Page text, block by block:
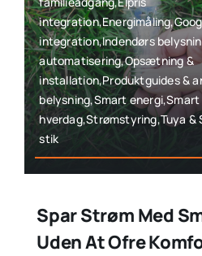
integration,Indendørs
automatisering,Opsætning &
installation,Produktguides &
belysning,Smart energi,Smart
hverdag,Strømstyring,Tuya &
stik
Spar Strøm Med
Uden At Ofre